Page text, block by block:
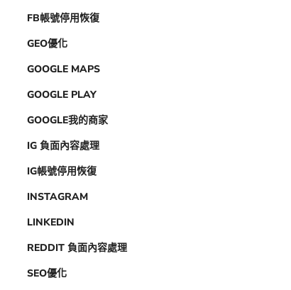
FB帳號停用恢復
GEO優化
GOOGLE MAPS
GOOGLE PLAY
GOOGLE我的商家
IG 負面內容處理
IG帳號停用恢復
INSTAGRAM
LINKEDIN
REDDIT 負面內容處理
SEO優化